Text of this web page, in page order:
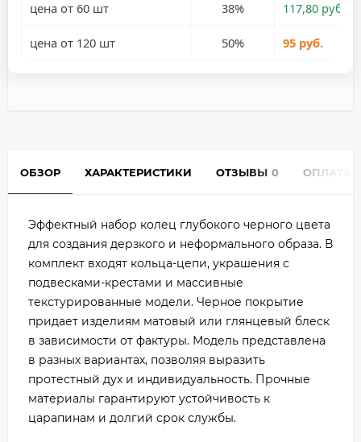
цена от 60 шт 38% 117,80 руб.
цена от 120 шт 50% 95 руб.
ОБЗОР ХАРАКТЕРИСТИКИ ОТЗЫВЫ 0 ОПЛАТА
Эффектный набор колец глубокого черного цвета
для создания дерзкого и неформального образа. В
комплект входят кольца-цепи, украшения с
подвесками-крестами и массивные
текстурированные модели. Черное покрытие
придает изделиям матовый или глянцевый блеск
в зависимости от фактуры. Модель представлена
в разных вариантах, позволяя выразить
протестный дух и индивидуальность. Прочные
материалы гарантируют устойчивость к
царапинам и долгий срок службы.